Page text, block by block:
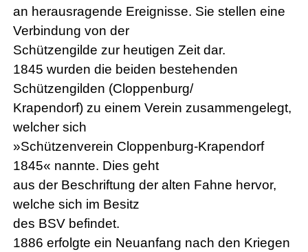
an herausragende Ereignisse. Sie stellen eine
Verbindung von der
Schützengilde zur heutigen Zeit dar.
1845 wurden die beiden bestehenden
Schützengilden (Cloppenburg/
Krapendorf) zu einem Verein zusammengelegt,
welcher sich
»Schützenverein Cloppenburg-Krapendorf
1845« nannte. Dies geht
aus der Beschriftung der alten Fahne hervor,
welche sich im Besitz
des BSV befindet.
1886 erfolgte ein Neuanfang nach den Kriegen